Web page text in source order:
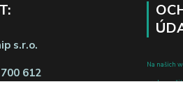
s.r.o.
612
Na našich
pred